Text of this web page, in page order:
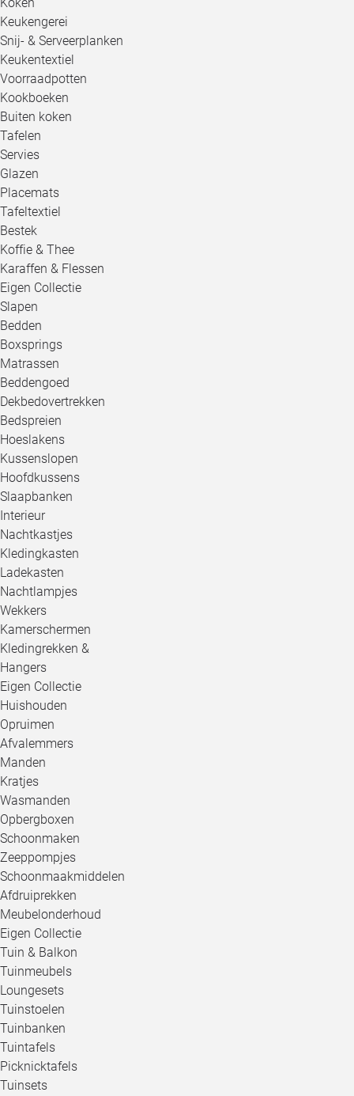
Keukengerei
Snij- & Serveerplanken
Keukentextiel
Voorraadpotten
Kookboeken
Buiten koken
Tafelen
Servies
Glazen
Placemats
Tafeltextiel
Bestek
Koffie & Thee
Karaffen & Flessen
Eigen Collectie
Slapen
Bedden
Boxsprings
Matrassen
Beddengoed
Dekbedovertrekken
Bedspreien
Hoeslakens
Kussenslopen
Hoofdkussens
Slaapbanken
Interieur
Nachtkastjes
Kledingkasten
Ladekasten
Nachtlampjes
Wekkers
Kamerschermen
Kledingrekken &
Hangers
Eigen Collectie
Huishouden
Opruimen
Afvalemmers
Manden
Kratjes
Wasmanden
Opbergboxen
Schoonmaken
Zeeppompjes
Schoonmaakmiddelen
Afdruiprekken
Meubelonderhoud
Eigen Collectie
Tuin & Balkon
Tuinmeubels
Loungesets
Tuinstoelen
Tuinbanken
Tuintafels
Picknicktafels
Tuinsets